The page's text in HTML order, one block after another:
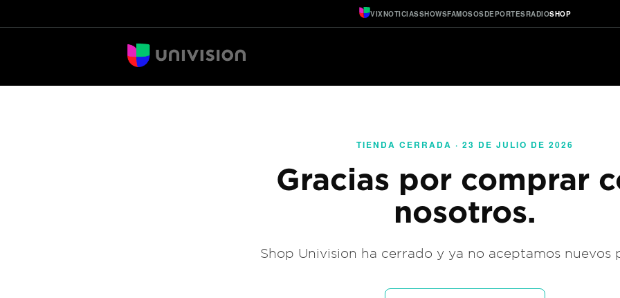
VIXNOTICIASSHOWSFAMOSOSDEPORTESRADIOSHOP
TIENDA CERRADA · 23 DE JULIO DE 2026
Gracias por comprar
nosotros.
Shop Univision ha cerrado y ya no aceptamos nuevos